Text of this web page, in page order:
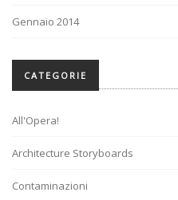
Gennaio 2014
CATEGORIE
All'Opera!
Architecture Storyboards
Contaminazioni